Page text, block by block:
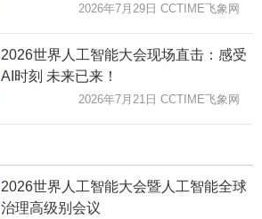
2026年7月29日 CCTIME飞象网
2026世界人工智能大会现场直击：感受
AI时刻 未来已来！
2026年7月21日 CCTIME飞象网
2026世界人工智能大会暨人工智能全球
治理高级别会议